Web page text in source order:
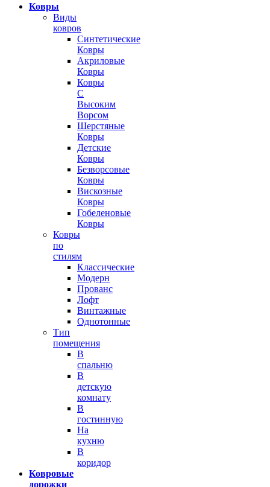
Ковры
Виды
ковров
Синтетические
Ковры
Акриловые
Ковры
Ковры
С
Высоким
Ворсом
Шерстяные
Ковры
Детские
Ковры
Безворсовые
Ковры
Вискозные
Ковры
Гобеленовые
Ковры
Ковры
по
стилям
Классические
Модерн
Прованс
Лофт
Винтажные
Однотонные
Тип
помещения
В
спальню
В
детскую
комнату
В
гостинную
На
кухню
В
коридор
Ковровые
дорожки